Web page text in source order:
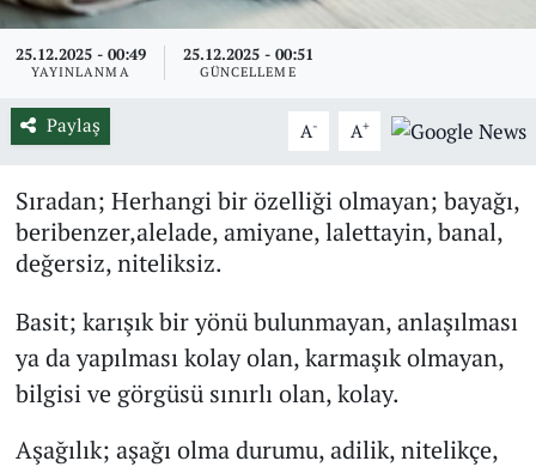
25.12.2025 - 00:49
YAYINLANMA
25.12.2025 - 00:51
GÜNCELLEME
Paylaş A- A+
Sıradan; Herhangi bir özelliği olmayan; bayağı,
beribenzer,alelade, amiyane, lalettayin, banal,
değersiz, niteliksiz.
Basit; karışık bir yönü bulunmayan, anlaşılması
ya da yapılması kolay olan, karmaşık olmayan,
bilgisi ve görgüsü sınırlı olan, kolay.
Aşağılık; aşağı olma durumu, adilik, nitelikçe,